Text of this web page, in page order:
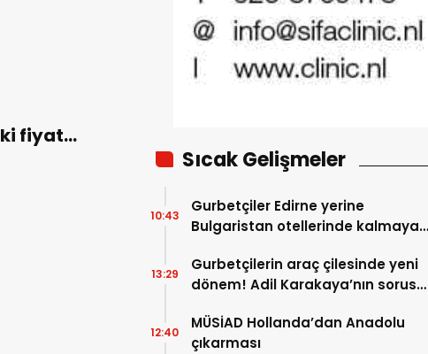
fiyat
Sıcak Gelişmeler
Gurbetçiler Edirne yerine
Bulgaristan otellerinde kalmaya
10:43
Gurbetçilerin araç çilesinde yeni
dönem! Adil Karakaya’nın sorusu
13:29
MÜSİAD Hollanda’dan Anadolu
çıkarması
12:40